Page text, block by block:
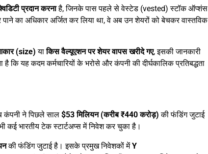
प्रदान करनाहै, जिनके पास पहले से वेस्टेड (vested) स्टॉक ऑप्शंस
का अधिकार अर्जित कर लिया था, वे अब उन शेयरों को बेचकर वास्तविक
(size) याकिस वैल्यूएशन पर शेयर वापस खरीदे गए, इसकी जानकारी
है कि यह कदम कर्मचारियों के भरोसे और कंपनी की दीर्घकालिक प्रतिबद्धता
कंपनी ने पिछले साल $53 मिलियन (करीब ₹440 करोड़) की फंडिंग जुटाई
कई भारतीय टेक स्टार्टअप्स में निवेश कर चुका है।
की फंडिंग जुटाई है। इसके प्रमुख निवेशकों मेंY